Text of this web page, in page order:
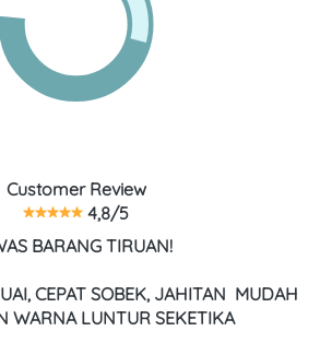
Customer Review
4,8/5
BARANG TIRUAN!
CEPAT SOBEK, JAHITAN  MUDAH
WARNA LUNTUR SEKETIKA